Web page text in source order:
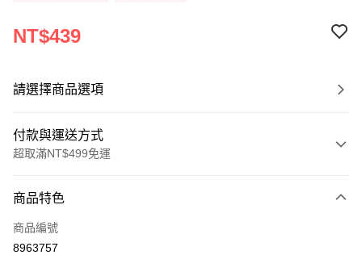
NT$439
請選擇商品選項
付款與運送方式
超取滿NT$499免運
信用卡一次付款
超商取貨付款
商品特色
商品編號
8963757